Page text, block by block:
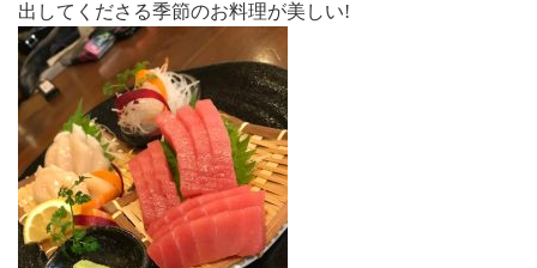
出してくださる季節のお料理が美しい!